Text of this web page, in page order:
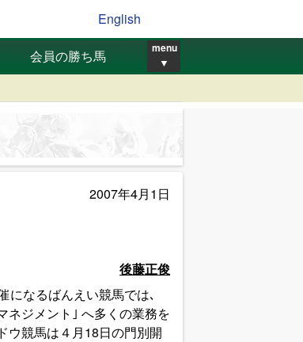
English
会員の勝ち馬 menu
▼
2007年4月1日
後藤正俊
になるばんえい競馬では､
ネジメント｣ へ多くの業務を
ウ競馬は４月18日の門別開